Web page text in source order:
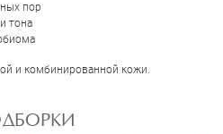
пор
тона
и комбинированной кожи.